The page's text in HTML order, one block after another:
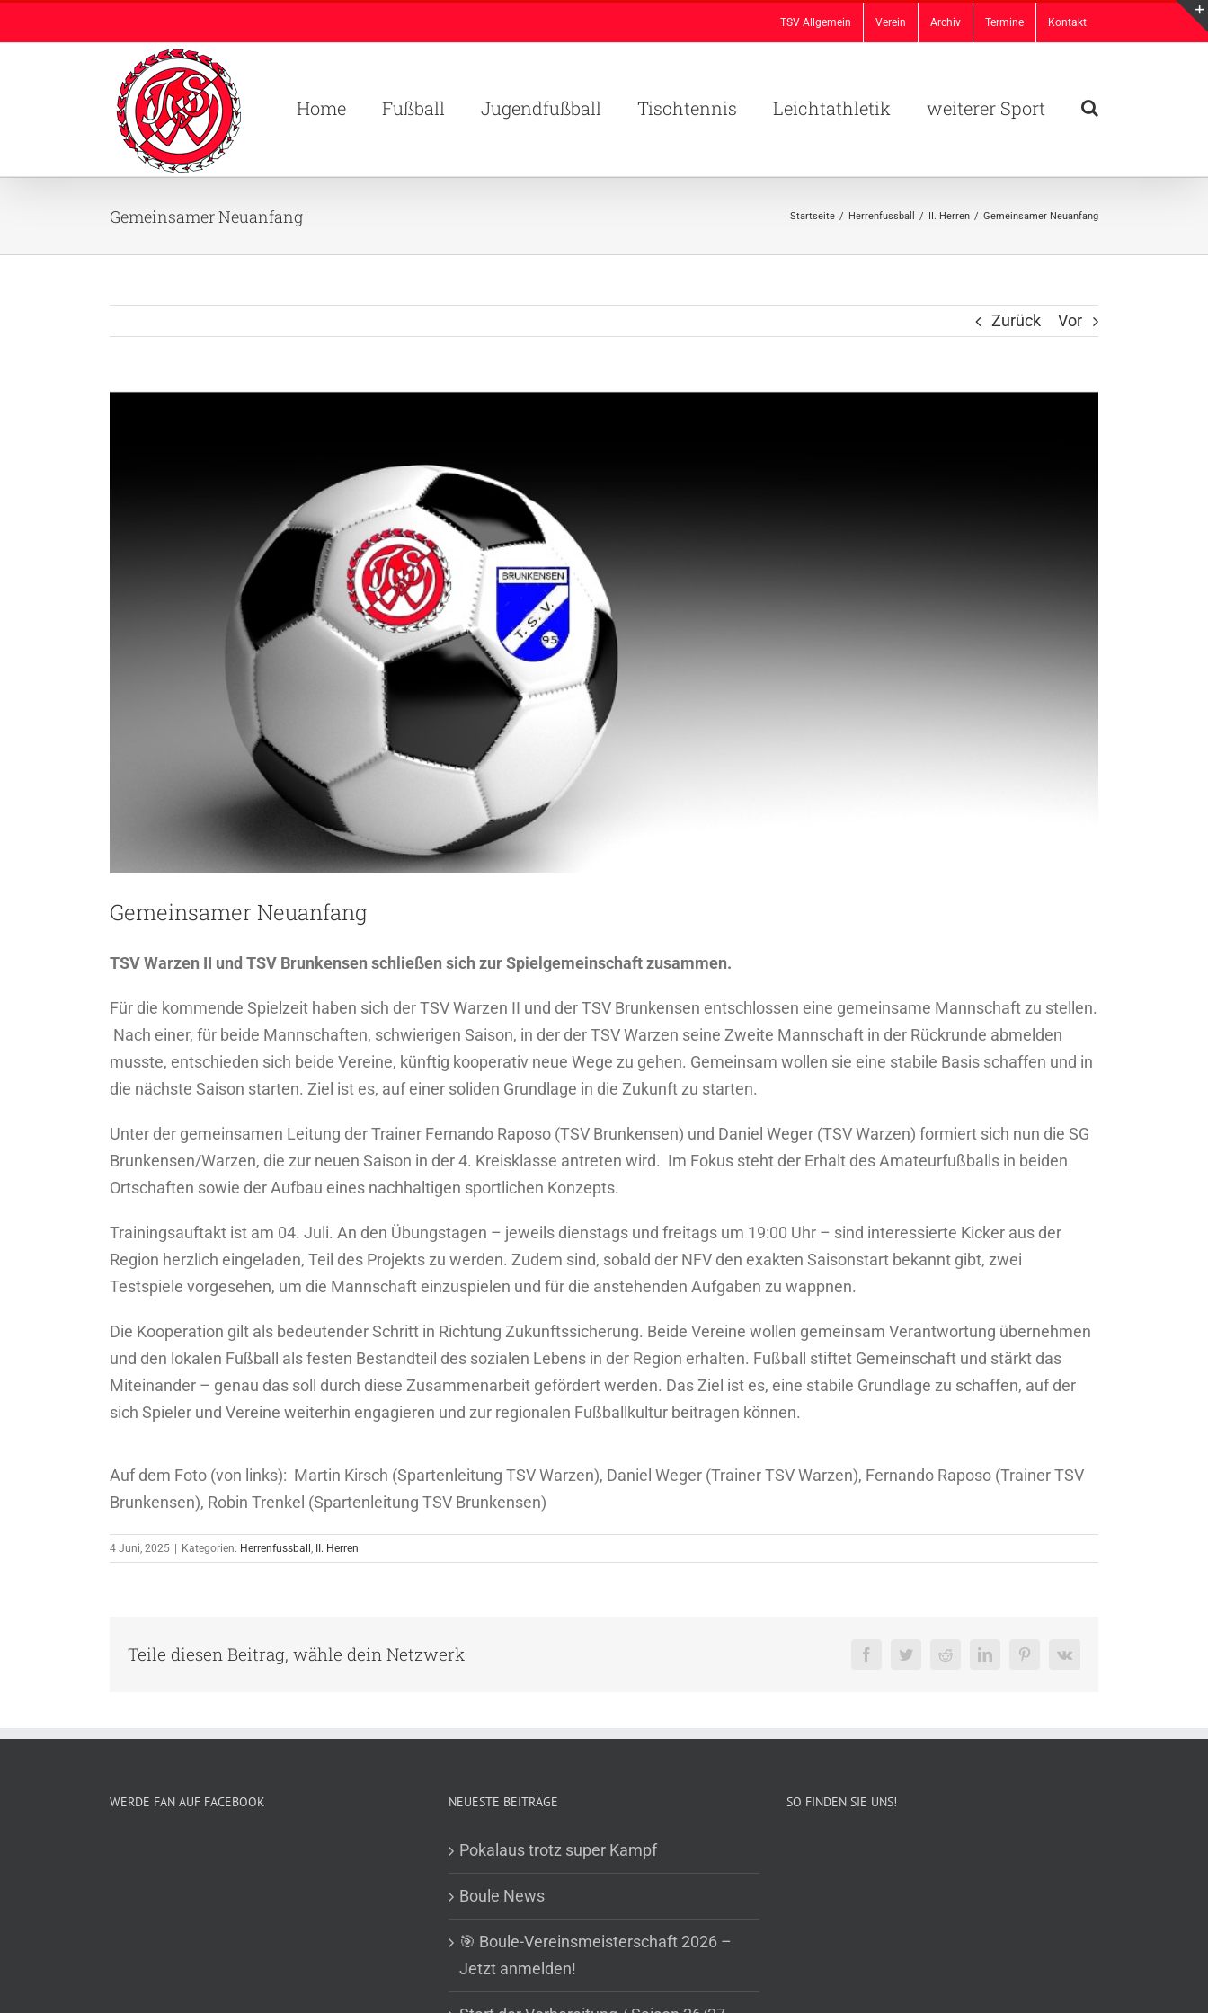
Inhalt
TSV Allgemein Verein Archiv Termine Kontakt
Home Fußball Jugendfußball Tischtennis Leichtathletik weiterer Sport
Gemeinsamer Neuanfang Startseite / Herrenfussball / II. Herren / Gemeinsamer Neuanfang
Zurück Vor
Gemeinsamer Neuanfang
TSV Warzen II und TSV Brunkensen schließen sich zur Spielgemeinschaft zusammen.
Für die kommende Spielzeit haben sich der TSV Warzen II und der TSV Brunkensen entschlossen eine gemeinsame Mannschaft zu stellen.
Nach einer, für beide Mannschaften, schwierigen Saison, in der der TSV Warzen seine Zweite Mannschaft in der Rückrunde abmelden
musste, entschieden sich beide Vereine, künftig kooperativ neue Wege zu gehen. Gemeinsam wollen sie eine stabile Basis schaffen und in
die nächste Saison starten. Ziel ist es, auf einer soliden Grundlage in die Zukunft zu starten.
Unter der gemeinsamen Leitung der Trainer Fernando Raposo (TSV Brunkensen) und Daniel Weger (TSV Warzen) formiert sich nun die SG
Brunkensen/Warzen, die zur neuen Saison in der 4. Kreisklasse antreten wird. Im Fokus steht der Erhalt des Amateurfußballs in beiden
Ortschaften sowie der Aufbau eines nachhaltigen sportlichen Konzepts.
Trainingsauftakt ist am 04. Juli. An den Übungstagen – jeweils dienstags und freitags um 19:00 Uhr – sind interessierte Kicker aus der
Region herzlich eingeladen, Teil des Projekts zu werden. Zudem sind, sobald der NFV den exakten Saisonstart bekannt gibt, zwei
Testspiele vorgesehen, um die Mannschaft einzuspielen und für die anstehenden Aufgaben zu wappnen.
Die Kooperation gilt als bedeutender Schritt in Richtung Zukunftssicherung. Beide Vereine wollen gemeinsam Verantwortung übernehmen
und den lokalen Fußball als festen Bestandteil des sozialen Lebens in der Region erhalten. Fußball stiftet Gemeinschaft und stärkt das
Miteinander – genau das soll durch diese Zusammenarbeit gefördert werden. Das Ziel ist es, eine stabile Grundlage zu schaffen, auf der
sich Spieler und Vereine weiterhin engagieren und zur regionalen Fußballkultur beitragen können.
Auf dem Foto (von links): Martin Kirsch (Spartenleitung TSV Warzen), Daniel Weger (Trainer TSV Warzen), Fernando Raposo (Trainer TSV
Brunkensen), Robin Trenkel (Spartenleitung TSV Brunkensen)
4 Juni, 2025 Kategorien: Herrenfussball , II. Herren
Teile diesen Beitrag, wähle dein Netzwerk FacebookTwitterRedditLinkedInPinterestVk
WERDE FAN AUF FACEBOOK NEUESTE BEITRÄGE
Pokalaus trotz super Kampf
Boule News
🎯 Boule-Vereinsmeisterschaft 2026 –
Jetzt anmelden!
SO FINDEN SIE UNS!